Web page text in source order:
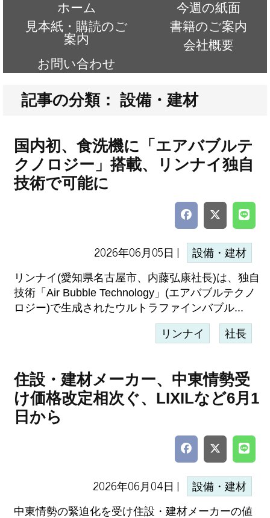
ホーム
今週の紙面
見本紙・購読のご
案内
書籍のご案内
会社概要
お問い合わせ
記事の分類： 設備・建材
国内初、食洗機に「エアバブルテ
クノロジー」搭載、リンナイ独自
技術で可能に
2026年06月05日 | 設備・建材
リンナイ(愛知県名古屋市、内藤弘康社長)は、独自
技術「Air Bubble Technology」(エアバブルテクノ
ロジー)で生成されたウルトラファインバブル...
リンナイ 社長
住設・建材メーカー、中東情勢受
け価格改定相次ぐ、LIXILなど6月1
日から
2026年06月04日 | 設備・建材
中東情勢の緊迫化を受け住設・建材メーカーの値